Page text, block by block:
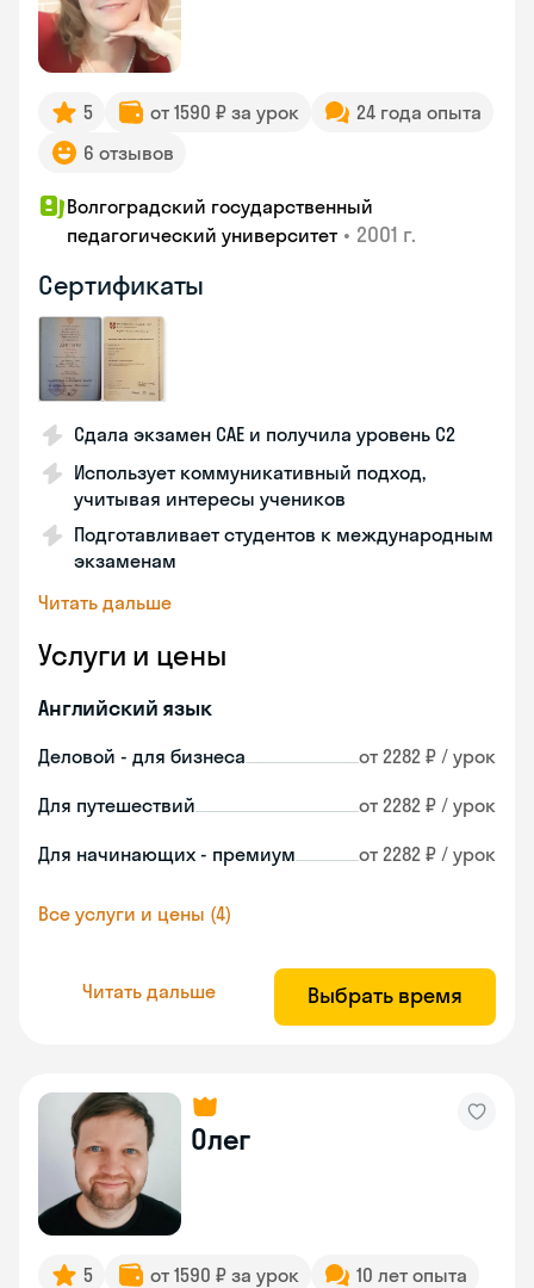
5 от 1590 ₽ за урок
24 года опыта
6 отзывов
Волгоградский государственный
педагогический университет • 2001 г.
Сертификаты
Сдала экзамен CAE и получила уровень С2
Использует коммуникативный подход,
учитывая интересы учеников
Подготавливает студентов к международным
экзаменам
Читать дальше
Услуги и цены
Английский язык
Деловой - для бизнеса от 2282 ₽ / урок
Для путешествий от 2282 ₽ / урок
Для начинающих - премиум от 2282 ₽ / урок
Все услуги и цены (4)
Читать дальше Выбрать время
Олег
5 от 1590 ₽ за урок
10 лет опыта